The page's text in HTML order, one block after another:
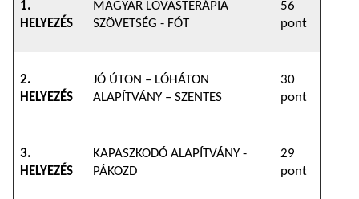
1.
HELYEZÉS
MAGYAR LOVASTERÁPIA
SZÖVETSÉG - FÓT
56
pont
2.
HELYEZÉS
JÓ ÚTON – LÓHÁTON
ALAPÍTVÁNY – SZENTES
30
pont
3.
HELYEZÉS
KAPASZKODÓ ALAPÍTVÁNY -
PÁKOZD
29
pont